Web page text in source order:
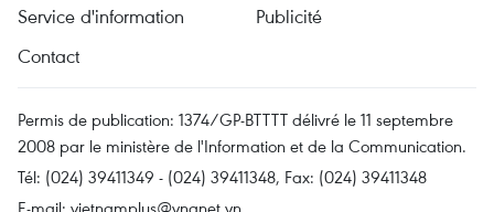
Service d'information
Publicité
Contact
Permis de publication: 1374/GP-BTTTT délivré le 11 septembre
2008 par le ministère de l'Information et de la Communication.
Tél: (024) 39411349 - (024) 39411348, Fax: (024) 39411348